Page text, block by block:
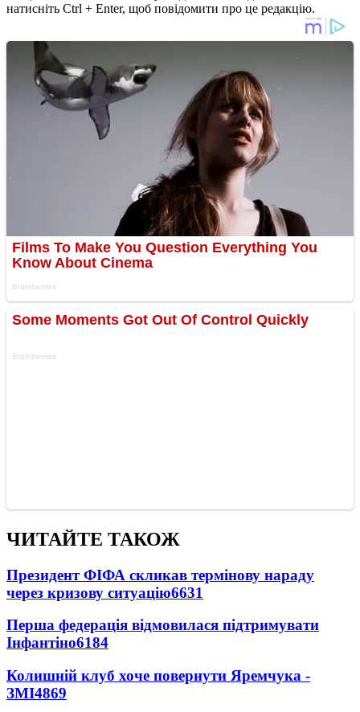
натисніть Ctrl + Enter, щоб повідомити про це редакцію.
ЧИТАЙТЕ ТАКОЖ
Президент ФІФА скликав термінову нараду
через кризову ситуацію6631
Перша федерація відмовилася підтримувати
Інфантіно6184
Колишній клуб хоче повернути Яремчука -
ЗМІ4869